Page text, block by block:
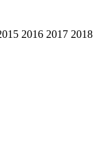
2016 2017 2018